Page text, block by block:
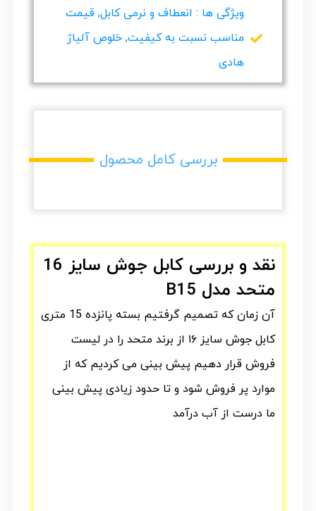
ویژگی ها : انعطاف و نرمی کابل, قیمت
مناسب نسبت به کیفیت, خلوص آلیاژ
هادی
بررسی کامل محصول
نقد و بررسی کابل جوش سایز 16
متحد مدل B15
آن زمان که تصمیم گرفتیم بسته پانزده 15 متری
کابل جوش سایز ۱۶ از برند متحد را در لیست
فروش قرار دهیم پیش بینی می کردیم که از
موارد پر فروش شود و تا حدود زیادی پیش بینی
ما درست از آب درآمد